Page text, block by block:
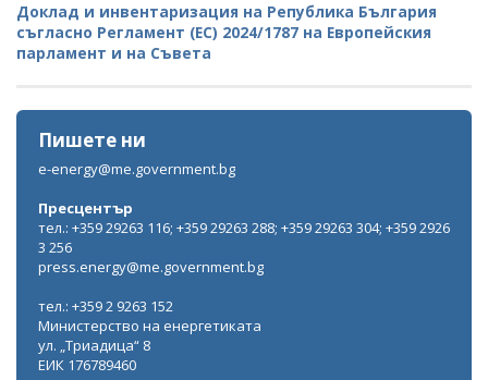
Доклад и инвентаризация на Република България
съгласно Регламент (ЕС) 2024/1787 на Европейския
парламент и на Съвета
Пишете ни
e-energy@me.government.bg
Пресцентър
тел.: +359 29263 116; +359 29263 288; +359 29263 304; +359 2926
3 256
press.energy@me.government.bg
тел.: +359 2 9263 152
Министерство на енергетиката
ул. „Триадица“ 8
ЕИК 176789460